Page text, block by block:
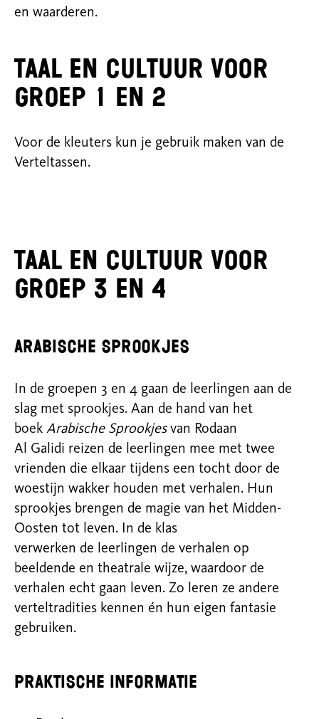
en waarderen.
Taal en cultuur voor
groep 1 en 2
Voor de kleuters kun je gebruik maken van de
Verteltassen.
Taal en cultuur voor
groep 3 en 4
Arabische Sprookjes
In de groepen 3 en 4 gaan de leerlingen aan de
slag met sprookjes. Aan de hand van het
boek Arabische Sprookjesvan Rodaan
Al Galidi reizen de leerlingen mee met twee
vrienden die elkaar tijdens een tocht door de
woestijn wakker houden met verhalen. Hun
sprookjes brengen de magie van het Midden-
Oosten tot leven. In de klas
verwerken de leerlingen de verhalen op
beeldende en theatrale wijze, waardoor de
verhalen echt gaan leven. Zo leren ze andere
verteltradities kennen én hun eigen fantasie
gebruiken.
Praktische informatie